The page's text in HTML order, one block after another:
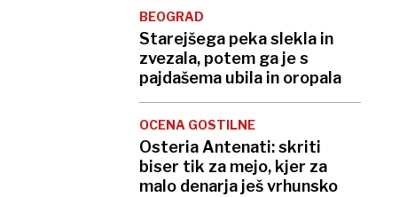
BEOGRAD
Starejšega peka slekla in
zvezala, potem ga je s
pajdašema ubila in oropala
OCENA GOSTILNE
Osteria Antenati: skriti
biser tik za mejo, kjer za
malo denarja ješ vrhunsko